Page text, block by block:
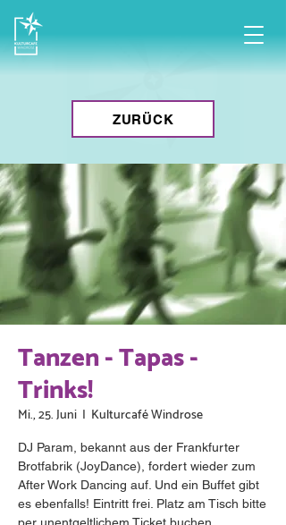
ZURÜCK
Tanzen - Tapas -
Trinks!
Mi., 25. Juni
  |
Kulturcafé Windrose
DJ Param, bekannt aus der Frankfurter
Brotfabrik (JoyDance), fordert wieder zum
After Work Dancing auf. Und ein Buffet gibt
es ebenfalls! Eintritt frei. Platz am Tisch bitte